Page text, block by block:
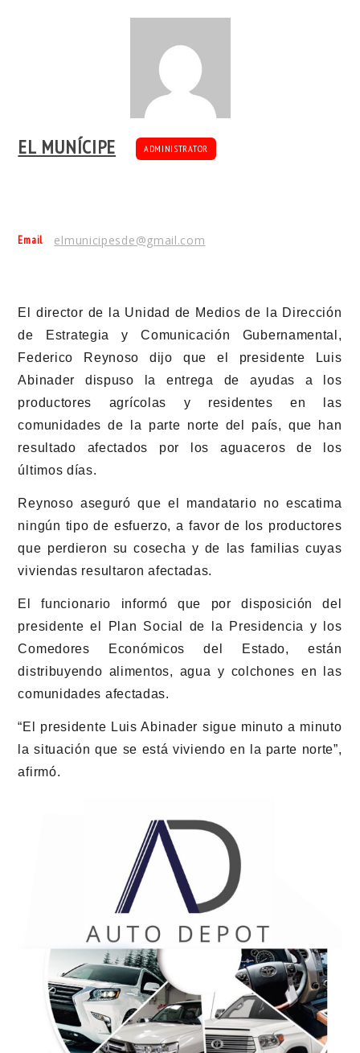
EL MUNÍCIPE ADMINISTRATOR
Email elmunicipesde@gmail.com
El director de la Unidad de Medios de la Dirección
de Estrategia y Comunicación Gubernamental,
Federico Reynoso dijo que el presidente Luis
Abinader dispuso la entrega de ayudas a los
productores agrícolas y residentes en las
comunidades de la parte norte del país, que han
resultado afectados por los aguaceros de los
últimos días.
Reynoso aseguró que el mandatario no escatima
ningún tipo de esfuerzo, a favor de los productores
que perdieron su cosecha y de las familias cuyas
viviendas resultaron afectadas.
El funcionario informó que por disposición del
presidente el Plan Social de la Presidencia y los
Comedores Económicos del Estado, están
distribuyendo alimentos, agua y colchones en las
comunidades afectadas.
“El presidente Luis Abinader sigue minuto a minuto
la situación que se está viviendo en la parte norte”,
afirmó.